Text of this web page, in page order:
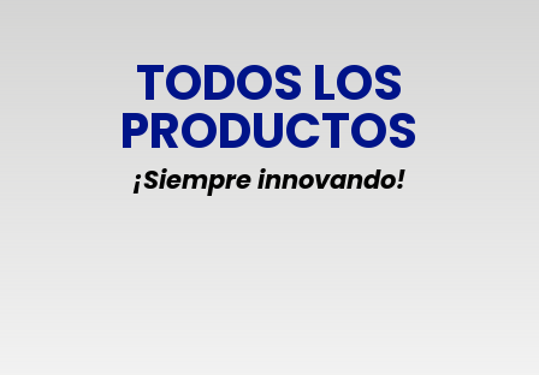
TODOS LOS
PRODUCTOS
¡Siempre innovando!